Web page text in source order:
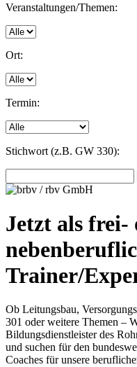
Veranstaltungen/Themen:
Ort:
Termin:
Stichwort (z.B. GW 330):
Jetzt als frei-
Trainer/
Ob Leitungsbau,
301 oder weitere Themen –
Bildungsdienstleister des
und suchen für den
Coaches für unsere